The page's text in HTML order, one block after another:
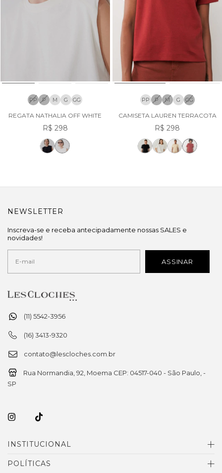
PP P M G GG
REGATA NATHALIA OFF WHITE
R$ 298
PP P M G GG
CAMISETA LAUREN TERRACOTA
R$ 298
(11) 5542-3956
(16) 3413-9320
contato@lescloches.com.br
Rua Normandia, 92, Moema CEP: 04517-040 - São Paulo, -
SP
INSTITUCIONAL
POLÍTICAS
NEWSLETTER
Inscreva-se e receba antecipadamente nossas SALES e
novidades!